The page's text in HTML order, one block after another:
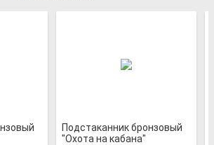
Подстаканник бронзовый
"Охота на кабана"